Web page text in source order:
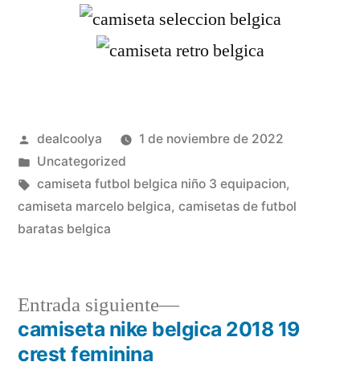
Publicado
por
dealcoolya
1 de noviembre de 2022
Publicado
en
Uncategorized
Etiquetas:
camiseta futbol belgica niño 3 equipacion,
camiseta marcelo belgica, camisetas de futbol
baratas belgica
Navegación
Entrada siguiente
Entrada
siguiente:
camiseta nike belgica 2018 19
crest feminina